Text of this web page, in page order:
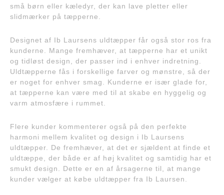
små børn eller kæledyr, der kan lave pletter eller
slidmærker på tæpperne.
Designet af Ib Laursens uldtæpper får også stor ros fra
kunderne. Mange fremhæver, at tæpperne har et unikt
og tidløst design, der passer ind i enhver indretning.
Uldtæpperne fås i forskellige farver og mønstre, så der
er noget for enhver smag. Kunderne er især glade for,
at tæpperne kan være med til at skabe en hyggelig og
varm atmosfære i rummet.
Flere kunder kommenterer også på den perfekte
harmoni mellem kvalitet og design i Ib Laursens
uldtæpper. De fremhæver, at det er sjældent at finde et
uldtæppe, der både er af høj kvalitet og samtidig har et
smukt design. Dette er en af årsagerne til, at mange
kunder vælger at købe uldtæpper fra Ib Laursen.